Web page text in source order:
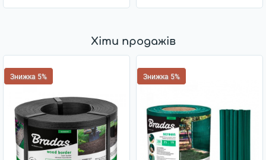
Хіти продажів
Знижка 5% Знижка 5%